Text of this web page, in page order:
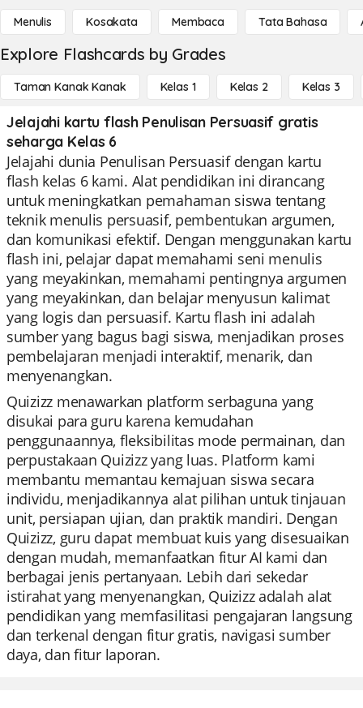
Menulis Kosakata Membaca Tata Bahasa
Explore Flashcards by Grades
Taman Kanak Kanak Kelas 1 Kelas 2 Kelas 3
Jelajahi kartu flash Penulisan Persuasif gratis
seharga Kelas 6
Jelajahi dunia Penulisan Persuasif dengan kartu
flash kelas 6 kami. Alat pendidikan ini dirancang
untuk meningkatkan pemahaman siswa tentang
teknik menulis persuasif, pembentukan argumen,
dan komunikasi efektif. Dengan menggunakan kartu
flash ini, pelajar dapat memahami seni menulis
yang meyakinkan, memahami pentingnya argumen
yang meyakinkan, dan belajar menyusun kalimat
yang logis dan persuasif. Kartu flash ini adalah
sumber yang bagus bagi siswa, menjadikan proses
pembelajaran menjadi interaktif, menarik, dan
menyenangkan.
Quizizz menawarkan platform serbaguna yang
disukai para guru karena kemudahan
penggunaannya, fleksibilitas mode permainan, dan
perpustakaan Quizizz yang luas. Platform kami
membantu memantau kemajuan siswa secara
individu, menjadikannya alat pilihan untuk tinjauan
unit, persiapan ujian, dan praktik mandiri. Dengan
Quizizz, guru dapat membuat kuis yang disesuaikan
dengan mudah, memanfaatkan fitur AI kami dan
berbagai jenis pertanyaan. Lebih dari sekedar
istirahat yang menyenangkan, Quizizz adalah alat
pendidikan yang memfasilitasi pengajaran langsung
dan terkenal dengan fitur gratis, navigasi sumber
daya, dan fitur laporan.